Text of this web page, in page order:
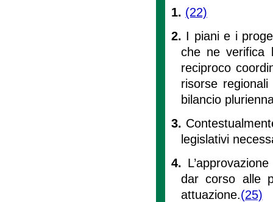
1. (22)
2. I piani e i
che ne verifica
reciproco
risorse
bilancio
3.
legislativi
4.
dar corso alle
attuazione.(25)